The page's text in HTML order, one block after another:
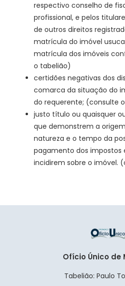
respectivo conselho de
profissional, e pelos
de outros direitos
matrícula do imóvel
matrícula dos imóveis
o tabelião)
certidões negativas dos
comarca da situação do
do requerente; (consulte
justo título ou quaisquer
que demonstrem a
natureza e o tempo da
pagamento dos impostos
incidirem sobre o imóvel.
Ofício Único de
Tabelião: Paulo